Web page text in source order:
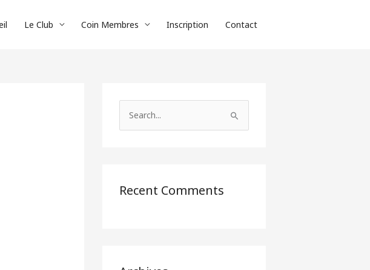
Le Club Coin Membres Inscription Contact
e
cRecent Comments